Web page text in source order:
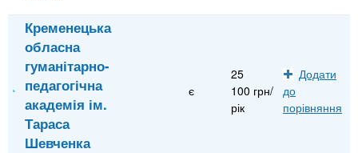
Кременецька
обласна
гуманітарно-
педагогічна
академія ім.
Тараса
Шевченка
є
25
100 грн/
рік
Додати
до
порівняння